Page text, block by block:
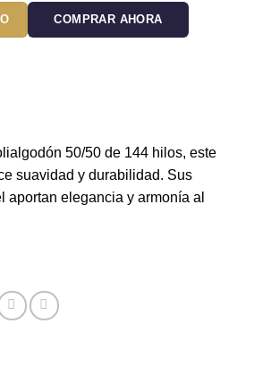
con boleros de 144 hilos cantidad
COMPRAR AHORA
50/50 de 144 hilos, este
suavidad y durabilidad. Sus
aportan elegancia y armonía al